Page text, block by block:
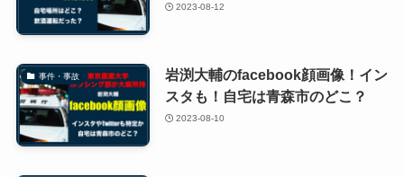
2023-08-12
事件・事故
岩渕大輔のfacebook顔画像！イン
スタも！自宅は青森市のどこ？
2023-08-10